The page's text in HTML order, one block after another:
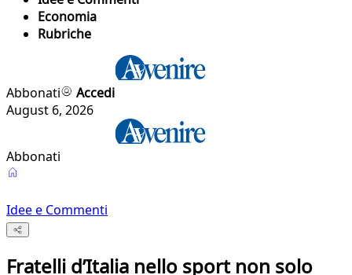
Economia
Rubriche
Abbonati
Accedi
August 6, 2026
Abbonati
Idee e Commenti
Fratelli d’Italia nello sport non solo